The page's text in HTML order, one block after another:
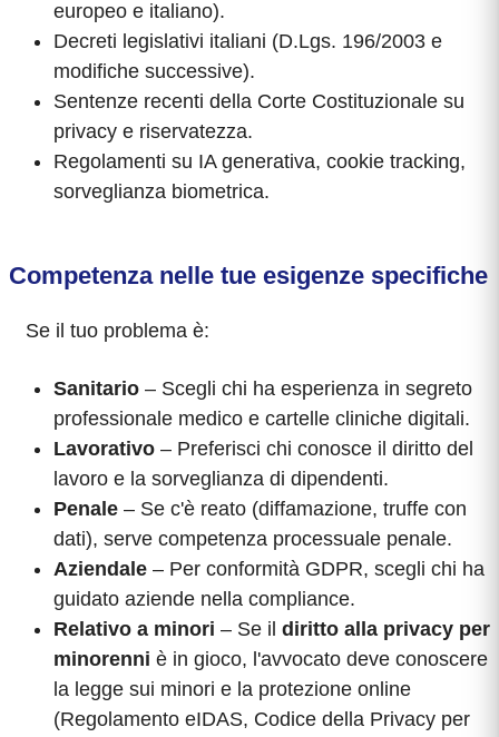
europeo e italiano).
Decreti legislativi italiani (D.Lgs. 196/2003 e
modifiche successive).
Sentenze recenti della Corte Costituzionale su
privacy e riservatezza.
Regolamenti su IA generativa, cookie tracking,
sorveglianza biometrica.
Competenza nelle tue esigenze specifiche
Se il tuo problema è:
Sanitario – Scegli chi ha esperienza in segreto
professionale medico e cartelle cliniche digitali.
Lavorativo – Preferisci chi conosce il diritto del
lavoro e la sorveglianza di dipendenti.
Penale – Se c'è reato (diffamazione, truffe con
dati), serve competenza processuale penale.
Aziendale – Per conformità GDPR, scegli chi ha
guidato aziende nella compliance.
Relativo a minori – Se il diritto alla privacy per
minorenni è in gioco, l'avvocato deve conoscere
la legge sui minori e la protezione online
(Regolamento eIDAS, Codice della Privacy per